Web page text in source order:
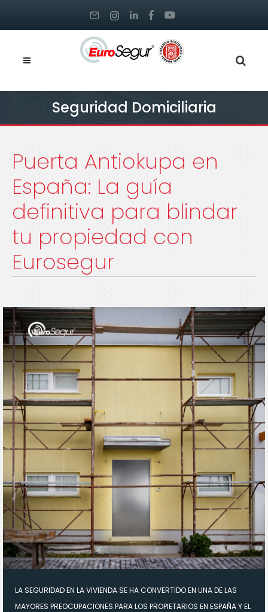
Seguridad Domiciliaria
Puerta Antiokupa en
España: La guía
definitiva para blindar
tu propiedad con
Eurosegur
LA SEGURIDAD EN LA VIVIENDA SE HA CONVERTIDO EN UNA DE LAS
MAYORES PREOCUPACIONES PARA LOS PROPIETARIOS EN ESPAÑA Y EL